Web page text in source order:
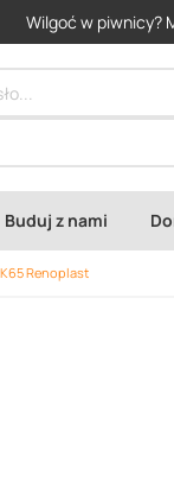
Wilgoć w piwnicy?
Buduj z nami
Renoplast